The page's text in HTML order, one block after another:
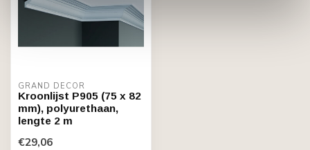
GRAND DECOR
Kroonlijst P905 (75 x 82
mm), polyurethaan,
lengte 2 m
€29,06